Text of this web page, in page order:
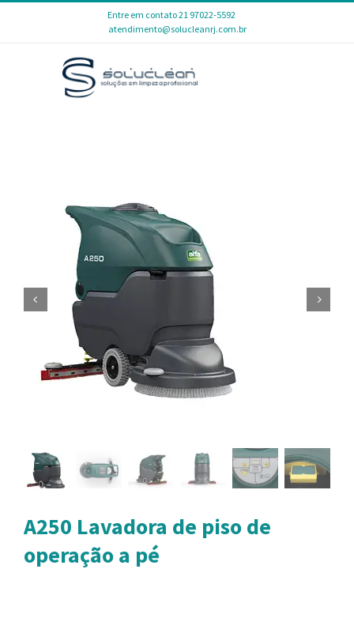
Entre em contato 21 97022-5592
atendimento@solucleanrj.com.br
 
A250 Lavadora de piso de
operação a pé